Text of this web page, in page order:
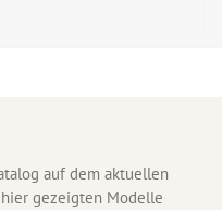
auf dem aktuellen
gezeigten Modelle